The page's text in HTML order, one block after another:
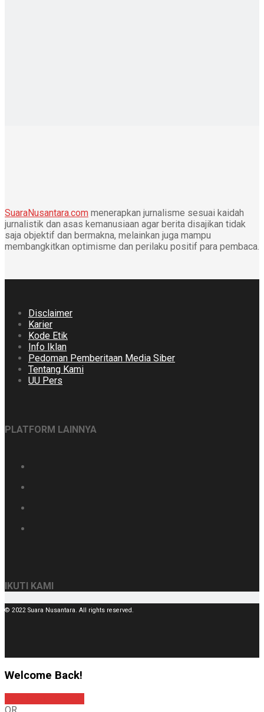
SuaraNusantara.com menerapkan jurnalisme sesuai kaidah
jurnalistik dan asas kemanusiaan agar berita disajikan tidak
saja objektif dan bermakna, melainkan juga mampu
membangkitkan optimisme dan perilaku positif para pembaca.
Disclaimer
Karier
Kode Etik
Info Iklan
Pedoman Pemberitaan Media Siber
Tentang Kami
UU Pers
PLATFORM LAINNYA
IKUTI KAMI
© 2022 Suara Nusantara. All rights reserved.
Welcome Back!
OR